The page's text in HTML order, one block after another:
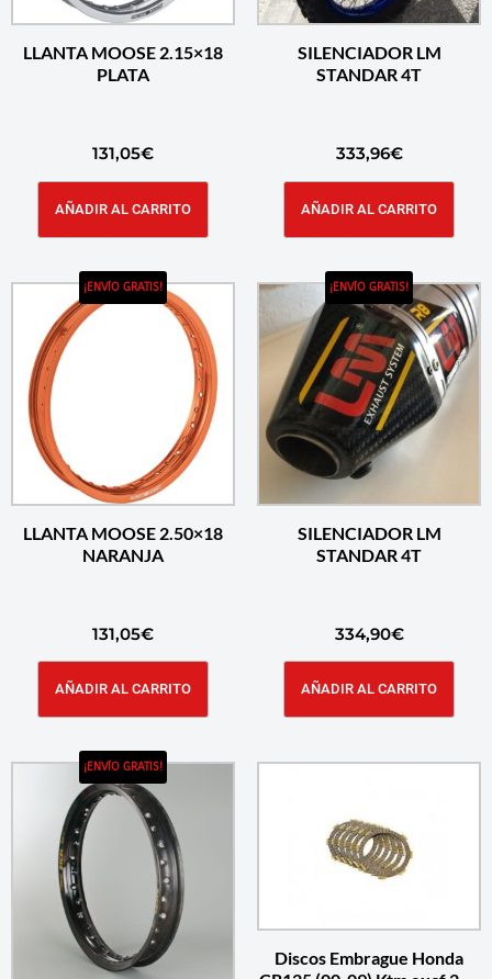
LLANTA MOOSE 2.15×18
PLATA
131,05€
AÑADIR AL CARRITO
SILENCIADOR LM
STANDAR 4T
333,96€
AÑADIR AL CARRITO
¡ENVÍO GRATIS!
LLANTA MOOSE 2.50×18
NARANJA
131,05€
AÑADIR AL CARRITO
¡ENVÍO GRATIS!
SILENCIADOR LM
STANDAR 4T
334,90€
AÑADIR AL CARRITO
¡ENVÍO GRATIS!
Discos Embrague Honda